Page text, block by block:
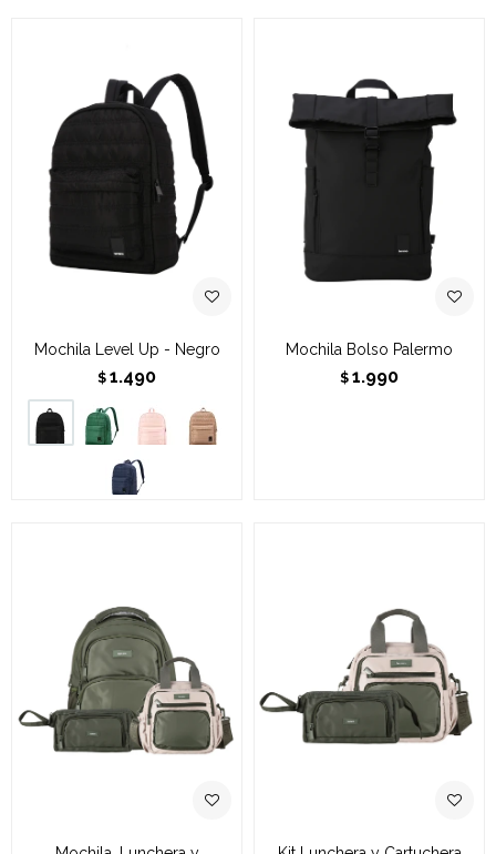
Mochila Level Up - Negro
$ 1.490
Mochila Bolso Palermo
$ 1.990